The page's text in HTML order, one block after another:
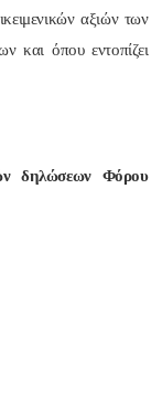
αξιών των
και όπου εντοπίζει
δηλώσεων Φόρου